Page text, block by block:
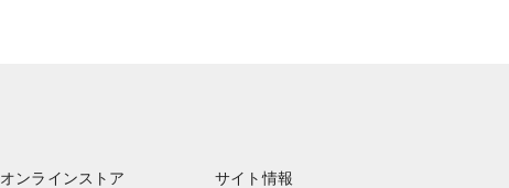
オンラインストア サイト情報